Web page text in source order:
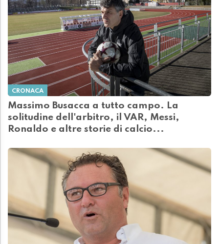
CRONACA
Massimo Busacca a tutto campo. La
solitudine dell'arbitro, il VAR, Messi,
Ronaldo e altre storie di calcio...